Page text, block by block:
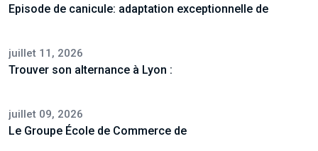
Episode de canicule: adaptation exceptionnelle de
juillet 11, 2026
Trouver son alternance à Lyon :
juillet 09, 2026
Le Groupe École de Commerce de